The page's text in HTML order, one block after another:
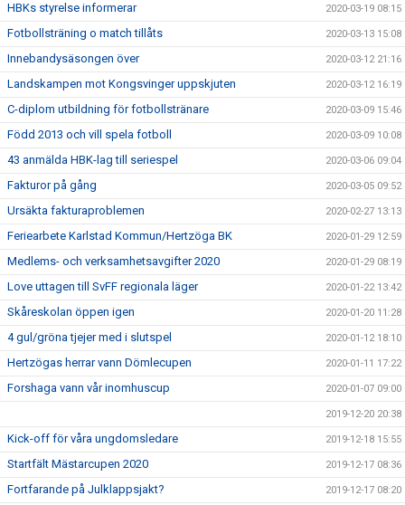
HBKs styrelse informerar 2020-03-19 08:15
Fotbollsträning o match tillåts 2020-03-13 15:08
Innebandysäsongen över 2020-03-12 21:16
Landskampen mot Kongsvinger uppskjuten 2020-03-12 16:19
C-diplom utbildning för fotbollstränare 2020-03-09 15:46
Född 2013 och vill spela fotboll 2020-03-09 10:08
43 anmälda HBK-lag till seriespel 2020-03-06 09:04
Fakturor på gång 2020-03-05 09:52
Ursäkta fakturaproblemen 2020-02-27 13:13
Feriearbete Karlstad Kommun/Hertzöga BK 2020-01-29 12:59
Medlems- och verksamhetsavgifter 2020 2020-01-29 08:19
Love uttagen till SvFF regionala läger 2020-01-22 13:42
Skåreskolan öppen igen 2020-01-20 11:28
4 gul/gröna tjejer med i slutspel 2020-01-12 18:10
Hertzögas herrar vann Dömlecupen 2020-01-11 17:22
Forshaga vann vår inomhuscup 2020-01-07 09:00
2019-12-20 20:38
Kick-off för våra ungdomsledare 2019-12-18 15:55
Startfält Mästarcupen 2020 2019-12-17 08:36
Fortfarande på Julklappsjakt? 2019-12-17 08:20